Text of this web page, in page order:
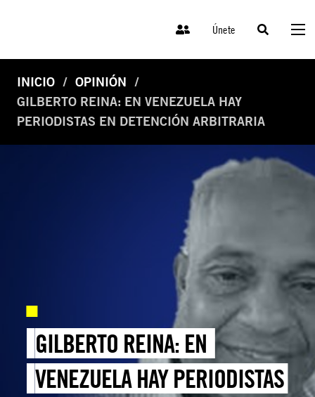
Únete
INICIO
OPINIÓN
GILBERTO REINA: EN VENEZUELA HAY
PERIODISTAS EN DETENCIÓN ARBITRARIA
GILBERTO REINA: EN
VENEZUELA HAY PERIODISTAS